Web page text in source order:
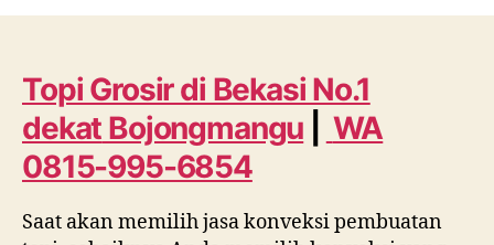
No.
1
dekat
Bojongmangu
995
Topi Grosir di Bekasi No.1
dekat Bojongmangu
WA
0815-995-6854
Saat akan memilih jasa konveksi pembuatan